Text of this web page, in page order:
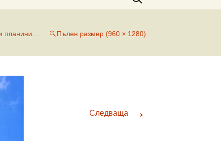
за:
планини… Пълен размер (960 × 1280)
Следваща →